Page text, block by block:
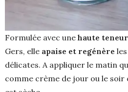
Formulée avec une haute
Gers, elle apaise et regénère
délicates. A appliquer le matin
comme crème de jour ou le soir